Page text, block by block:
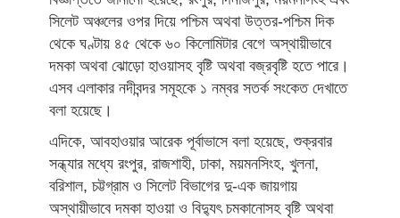
সিলেট অঞ্চলের ওপর দিয়ে পশ্চিম অথবা উত্তর-পশ্চিম দিক
থেকে ঘণ্টায় ৪৫ থেকে ৬০ কিলোমিটার বেগে অস্থায়ীভাবে
দমকা অথবা ঝোড়ো হাওয়াসহ বৃষ্টি অথবা বজ্রবৃষ্টি হতে পারে।
এসব এলাকার নদীবন্দর সমূহকে ১ নম্বর সতর্ক সংকেত দেখাতে
বলা হয়েছে।
এদিকে, আবহাওয়ার আরেক পূর্বাভাসে বলা হয়েছে, শুক্রবার
সন্ধ্যার মধ্যে রংপুর, রাজশাহী, ঢাকা, ময়মনসিংহ, খুলনা,
বরিশাল, চট্টগ্রাম ও সিলেট বিভাগের দু-এক জায়গায়
অস্থায়ীভাবে দমকা হাওয়া ও বিদ্যুৎ চমকানোসহ বৃষ্টি অথবা